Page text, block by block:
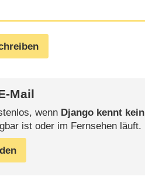
Mail
wenn Django kennt kein
ist oder im Fernsehen läuft.